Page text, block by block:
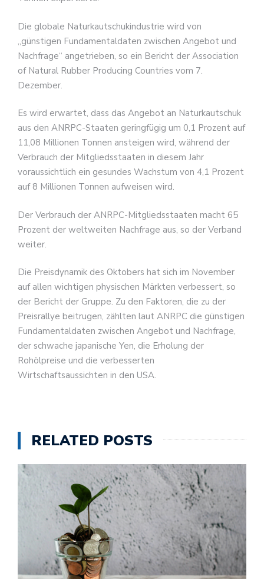
Die globale Naturkautschukindustrie wird von
„günstigen Fundamentaldaten zwischen Angebot und
Nachfrage“ angetrieben, so ein Bericht der Association
of Natural Rubber Producing Countries vom 7.
Dezember.
Es wird erwartet, dass das Angebot an Naturkautschuk
aus den ANRPC-Staaten geringfügig um 0,1 Prozent auf
11,08 Millionen Tonnen ansteigen wird, während der
Verbrauch der Mitgliedsstaaten in diesem Jahr
voraussichtlich ein gesundes Wachstum von 4,1 Prozent
auf 8 Millionen Tonnen aufweisen wird.
Der Verbrauch der ANRPC-Mitgliedsstaaten macht 65
Prozent der weltweiten Nachfrage aus, so der Verband
weiter.
Die Preisdynamik des Oktobers hat sich im November
auf allen wichtigen physischen Märkten verbessert, so
der Bericht der Gruppe. Zu den Faktoren, die zu der
Preisrallye beitrugen, zählten laut ANRPC die günstigen
Fundamentaldaten zwischen Angebot und Nachfrage,
der schwache japanische Yen, die Erholung der
Rohölpreise und die verbesserten
Wirtschaftsaussichten in den USA.
RELATED POSTS